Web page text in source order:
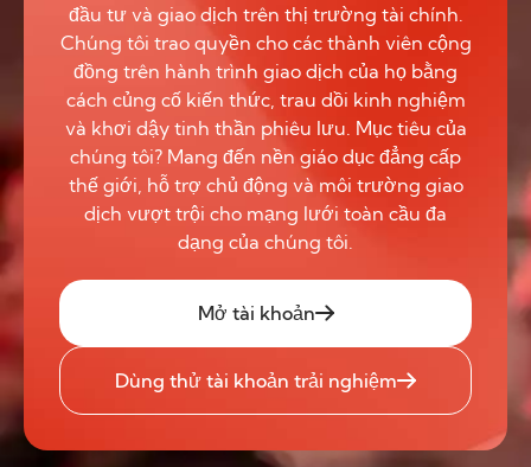
đầu tư và giao dịch trên thị trường tài chính.
Chúng tôi trao quyền cho các thành viên cộng
đồng trên hành trình giao dịch của họ bằng
cách củng cố kiến thức, trau dồi kinh nghiệm
và khơi dậy tinh thần phiêu lưu. Mục tiêu của
chúng tôi? Mang đến nền giáo dục đẳng cấp
thế giới, hỗ trợ chủ động và môi trường giao
dịch vượt trội cho mạng lưới toàn cầu đa
dạng của chúng tôi.
Mở tài khoản
Dùng thử tài khoản trải nghiệm